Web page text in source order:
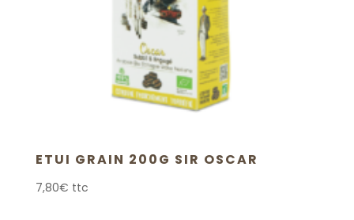
ETUI GRAIN 200G SIR OSCAR
7,80€ ttc